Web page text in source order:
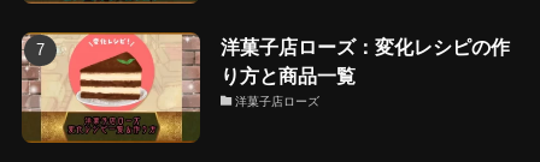
洋菓子店ローズ：変化レシピの作
り方と商品一覧
洋菓子店ローズ